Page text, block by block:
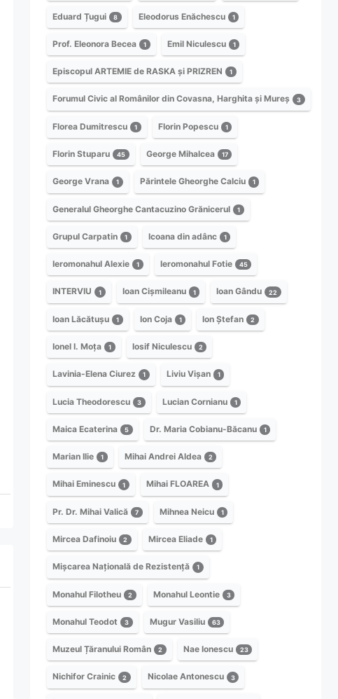
Eduard Țugui 8 Eleodorus Enăchescu 1
Prof. Eleonora Becea 1 Emil Niculescu 1
Episcopul ARTEMIE de RASKA și PRIZREN 1
Forumul Civic al Românilor din Covasna, Harghita și Mureș 3
Florea Dumitrescu 1 Florin Popescu 1
Florin Stuparu 45 George Mihalcea 17
George Vrana 1 Părintele Gheorghe Calciu 1
Generalul Gheorghe Cantacuzino Grănicerul 1
Grupul Carpatin 1 Icoana din adânc 1
Ieromonahul Alexie 1 Ieromonahul Fotie 45
INTERVIU 1 Ioan Cișmileanu 1 Ioan Gându 22
Ioan Lăcătușu 1 Ion Coja 1 Ion Ștefan 2
Ionel I. Moța 1 Iosif Niculescu 2
Lavinia-Elena Ciurez 1 Liviu Vișan 1
Lucia Theodorescu 3 Lucian Cornianu 1
Maica Ecaterina 5 Dr. Maria Cobianu-Băcanu 1
Marian Ilie 1 Mihai Andrei Aldea 2
Mihai Eminescu 1 Mihai FLOAREA 1
Pr. Dr. Mihai Valică 7 Mihnea Neicu 1
Mircea Dafinoiu 2 Mircea Eliade 1
Mișcarea Națională de Rezistență 1
Monahul Filotheu 2 Monahul Leontie 3
Monahul Teodot 3 Mugur Vasiliu 63
Muzeul Țăranului Român 2 Nae Ionescu 23
Nichifor Crainic 2 Nicolae Antonescu 3